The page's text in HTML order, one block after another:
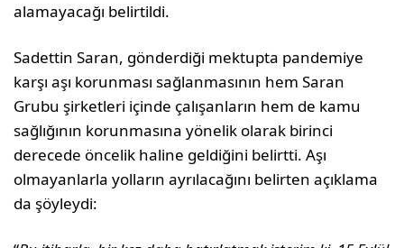
alamayacağı belirtildi.
Sadettin Saran, gönderdiği mektupta pandemiye
karşı aşı korunması sağlanmasının hem Saran
Grubu şirketleri içinde çalışanların hem de kamu
sağlığının korunmasına yönelik olarak birinci
derecede öncelik haline geldiğini belirtti. Aşı
olmayanlarla yolların ayrılacağını belirten açıklama
da şöyleydi: